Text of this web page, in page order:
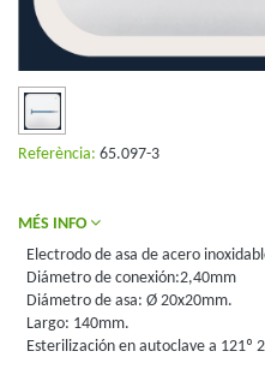
Referència: 65.097-3
MÉS INFO
Electrodo de asa de acero
Diámetro de conexión:2,40mm
Diámetro de asa: Ø 20x20mm.
Largo: 140mm.
Esterilización en autoclave a 121º